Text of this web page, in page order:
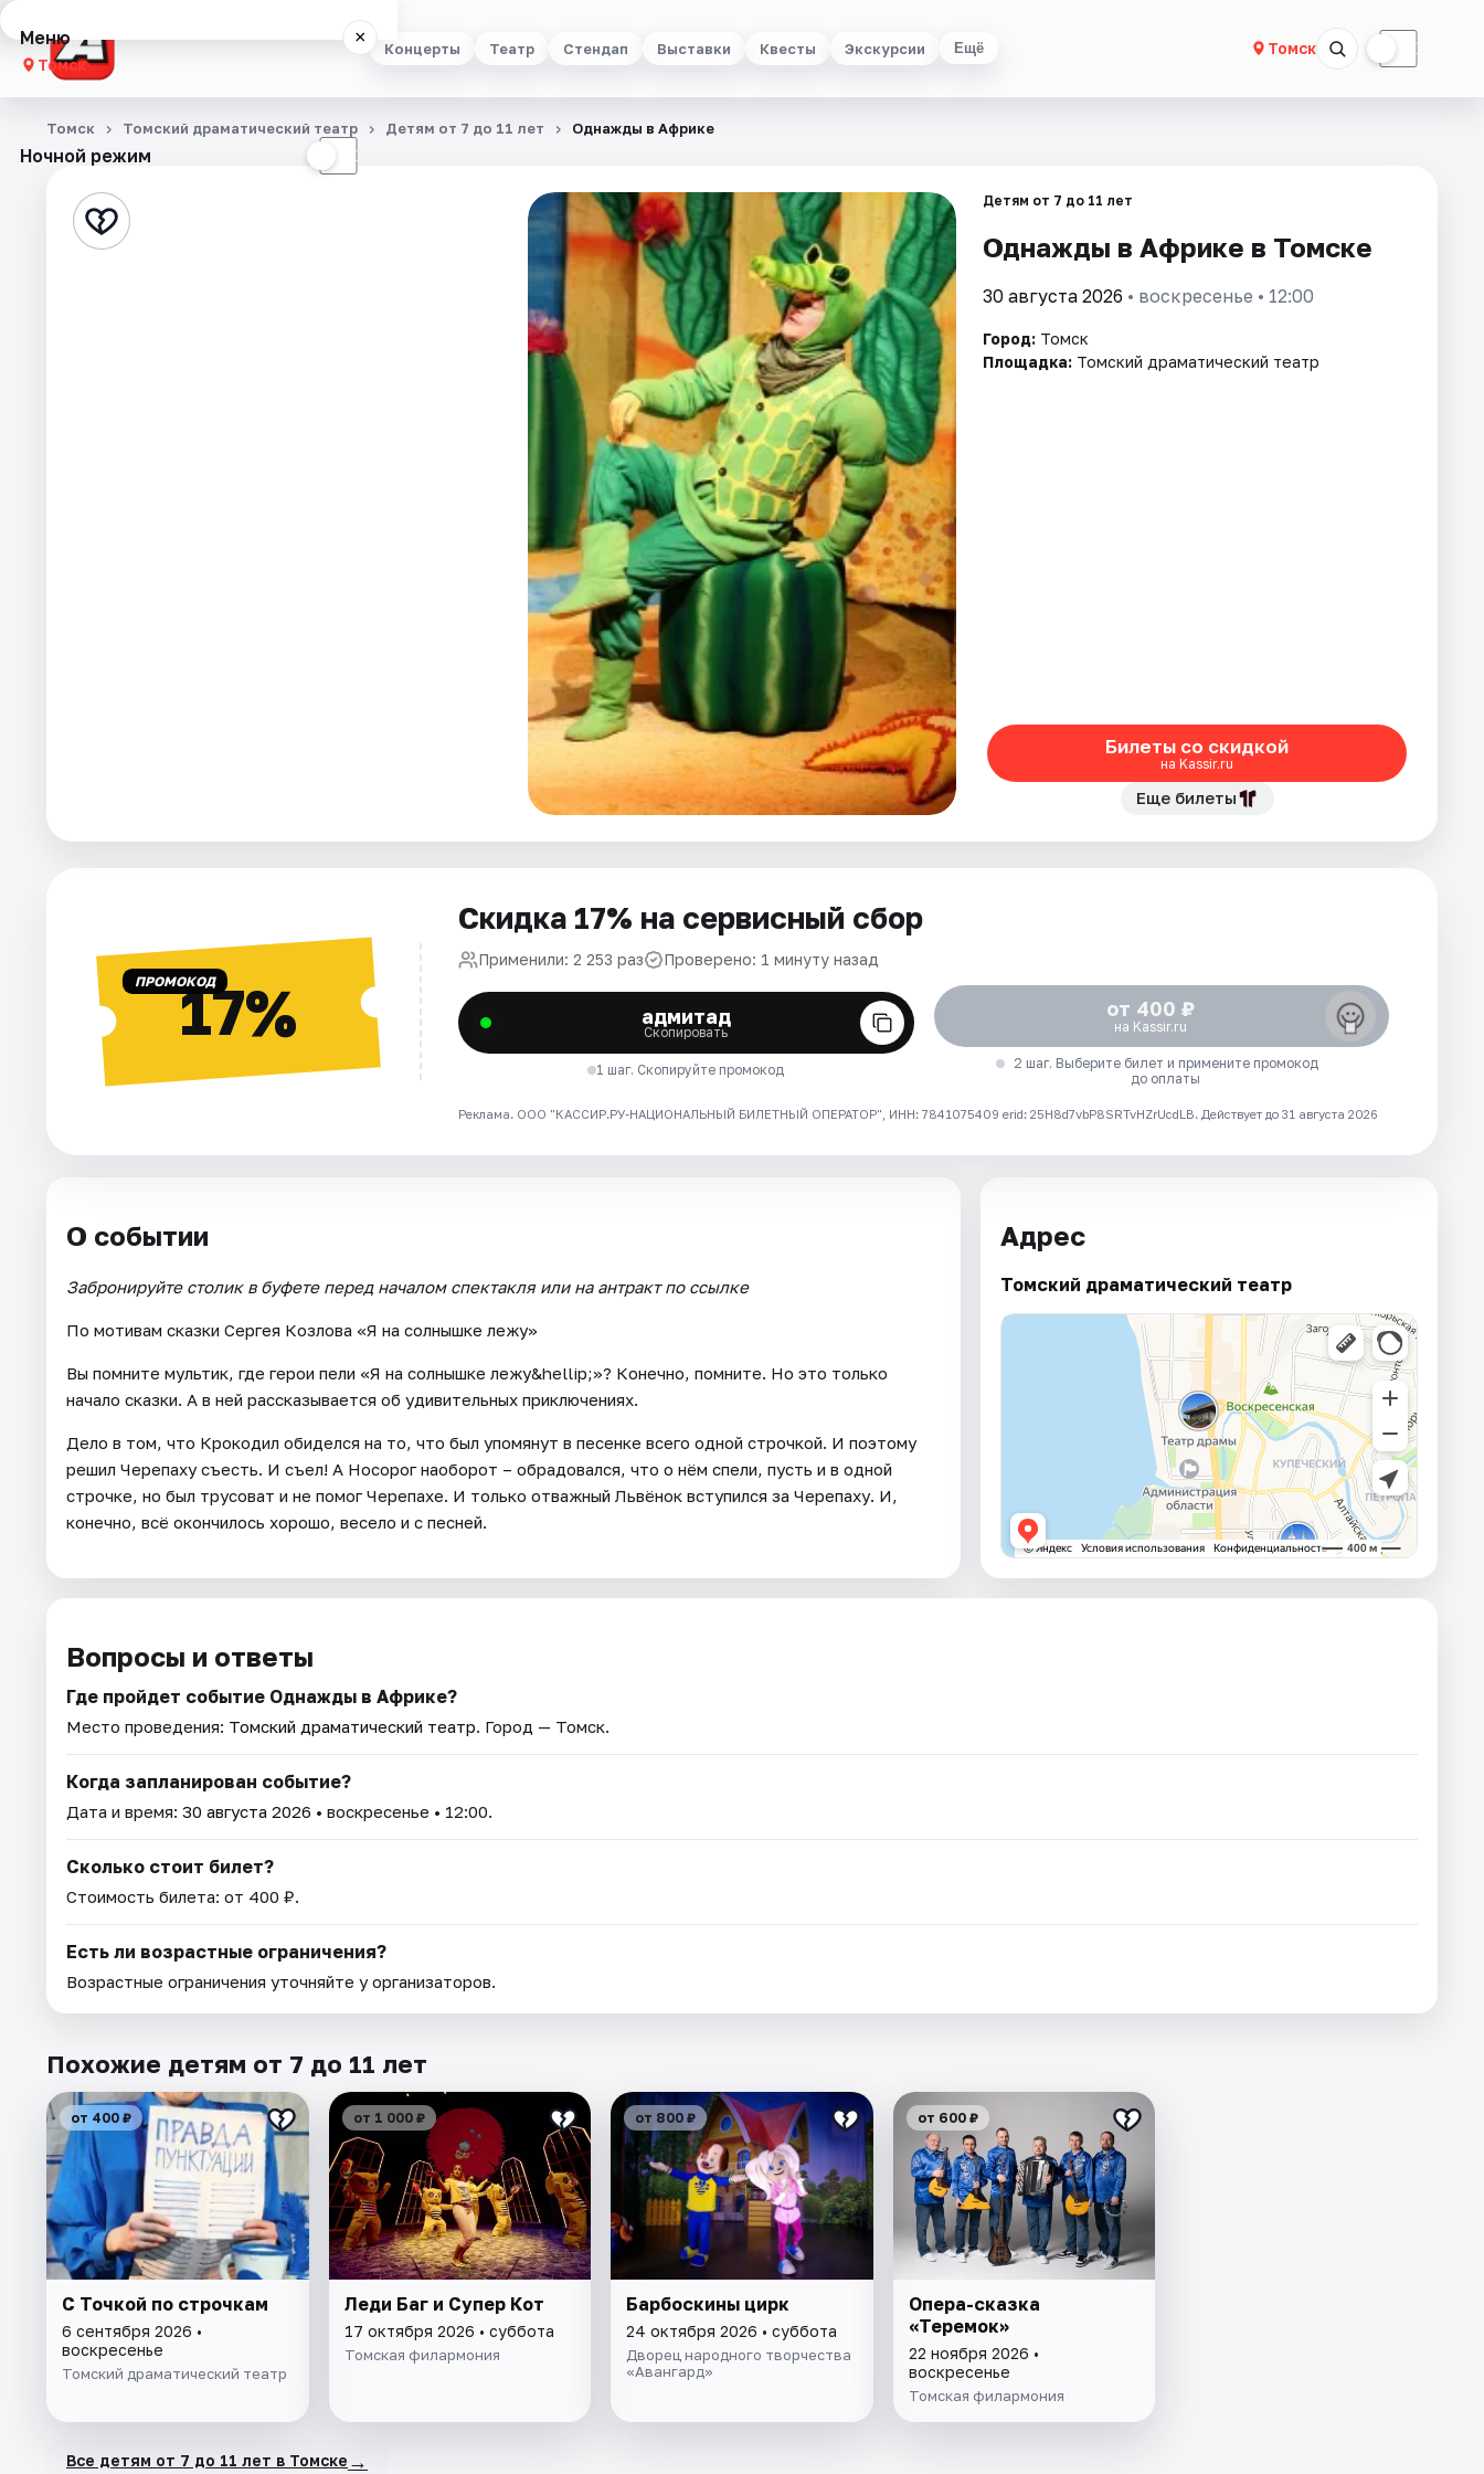
Концерты Театр Стендап Выставки Квесты Экскурсии Ещё Томск ☾
Меню ×
Томск
Концерты
Стендап
Ночной режим ☾
Томск Томский драматический театр Детям от 7 до 11 лет Однажды в Африке
Детям от 7 до 11 лет
Однажды в Африке в Томске
30 августа 2026 • воскресенье • 12:00
Город: Томск
Площадка: Томский драматический театр
Билеты со скидкой
на Kassir.ru
Еще билеты
ПРОМОКОД17%
Скидка 17% на сервисный сбор
Применили: 2 253 раз Проверено: 1 минуту назад
адмитад
Скопировать
1 шаг. Скопируйте промокод
от 400 ₽
на Kassir.ru
2 шаг. Выберите билет и примените промокод
до оплаты
Реклама. ООО "КАССИР.РУ-НАЦИОНАЛЬНЫЙ БИЛЕТНЫЙ ОПЕРАТОР", ИНН: 7841075409 erid: 25H8d7vbP8SRTvHZrUcdLB. Действует до 31 августа 2026
О событии
Забронируйте столик в буфете перед началом спектакля или на антракт по ссылке
По мотивам сказки Сергея Козлова «Я на солнышке лежу»
Вы помните мультик, где герои пели «Я на солнышке лежу&hellip;»? Конечно, помните. Но это только
начало сказки. А в ней рассказывается об удивительных приключениях.
Дело в том, что Крокодил обиделся на то, что был упомянут в песенке всего одной строчкой. И поэтому
решил Черепаху съесть. И съел! А Носорог наоборот – обрадовался, что о нём спели, пусть и в одной
строчке, но был трусоват и не помог Черепахе. И только отважный Львёнок вступился за Черепаху. И,
конечно, всё окончилось хорошо, весело и с песней.
Адрес
Томский драматический театр
Вопросы и ответы
Где пройдет событие Однажды в Африке?
Место проведения: Томский драматический театр. Город — Томск.
Когда запланирован событие?
Дата и время: 30 августа 2026 • воскресенье • 12:00.
Сколько стоит билет?
Стоимость билета: от 400 ₽.
Есть ли возрастные ограничения?
Возрастные ограничения уточняйте у организаторов.
Похожие детям от 7 до 11 лет
от 400 ₽
С Точкой по строчкам
6 сентября 2026 •
воскресенье
Томский драматический театр
от 1 000 ₽
Леди Баг и Супер Кот
17 октября 2026 • суббота
Томская филармония
от 800 ₽
Барбоскины цирк
24 октября 2026 • суббота
Дворец народного творчества
«Авангард»
от 600 ₽
Опера-сказка
«Теремок»
22 ноября 2026 •
воскресенье
Томская филармония
Все детям от 7 до 11 лет в Томске →